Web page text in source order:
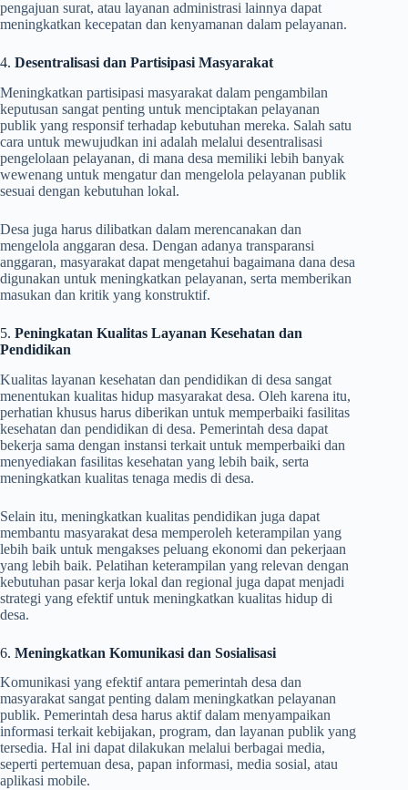
pengajuan surat, atau layanan administrasi lainnya dapat
meningkatkan kecepatan dan kenyamanan dalam pelayanan.
4. Desentralisasi dan Partisipasi Masyarakat
Meningkatkan partisipasi masyarakat dalam pengambilan
keputusan sangat penting untuk menciptakan pelayanan
publik yang responsif terhadap kebutuhan mereka. Salah satu
cara untuk mewujudkan ini adalah melalui desentralisasi
pengelolaan pelayanan, di mana desa memiliki lebih banyak
wewenang untuk mengatur dan mengelola pelayanan publik
sesuai dengan kebutuhan lokal.
Desa juga harus dilibatkan dalam merencanakan dan
mengelola anggaran desa. Dengan adanya transparansi
anggaran, masyarakat dapat mengetahui bagaimana dana desa
digunakan untuk meningkatkan pelayanan, serta memberikan
masukan dan kritik yang konstruktif.
5. Peningkatan Kualitas Layanan Kesehatan dan
Pendidikan
Kualitas layanan kesehatan dan pendidikan di desa sangat
menentukan kualitas hidup masyarakat desa. Oleh karena itu,
perhatian khusus harus diberikan untuk memperbaiki fasilitas
kesehatan dan pendidikan di desa. Pemerintah desa dapat
bekerja sama dengan instansi terkait untuk memperbaiki dan
menyediakan fasilitas kesehatan yang lebih baik, serta
meningkatkan kualitas tenaga medis di desa.
Selain itu, meningkatkan kualitas pendidikan juga dapat
membantu masyarakat desa memperoleh keterampilan yang
lebih baik untuk mengakses peluang ekonomi dan pekerjaan
yang lebih baik. Pelatihan keterampilan yang relevan dengan
kebutuhan pasar kerja lokal dan regional juga dapat menjadi
strategi yang efektif untuk meningkatkan kualitas hidup di
desa.
6. Meningkatkan Komunikasi dan Sosialisasi
Komunikasi yang efektif antara pemerintah desa dan
masyarakat sangat penting dalam meningkatkan pelayanan
publik. Pemerintah desa harus aktif dalam menyampaikan
informasi terkait kebijakan, program, dan layanan publik yang
tersedia. Hal ini dapat dilakukan melalui berbagai media,
seperti pertemuan desa, papan informasi, media sosial, atau
aplikasi mobile.